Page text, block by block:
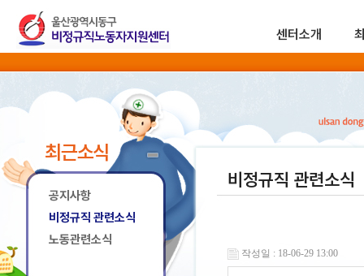
센터소개
최근소식
공지사항
비정규직 관련소식
노동관련소식
비정규직 관련소식
작성일 : 18-06-29 13:00